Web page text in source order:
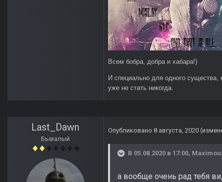
Всем бобра, добра и хабара!)
И специально для одного
уже не стать никогда.
Last_Dawn
Бывалый
Опубликовано 8 августа, 2020
В 05.08.2020 в 17:00,
а вообще очень рад тебя